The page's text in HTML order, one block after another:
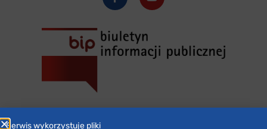
Serwis wykorzystuje pliki